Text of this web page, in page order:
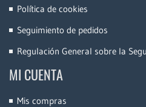
Política de cookies
Seguimiento de pedidos
Regulación General sobre la
MI CUENTA
Mis compras